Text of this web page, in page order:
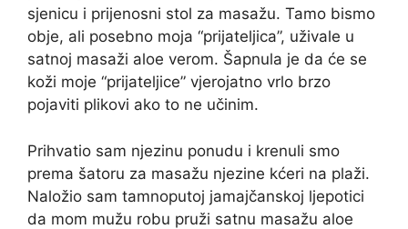
sjenicu i prijenosni stol za masažu. Tamo bismo
obje, ali posebno moja “prijateljica”, uživale u
satnoj masaži aloe verom. Šapnula je da će se
koži moje “prijateljice” vjerojatno vrlo brzo
pojaviti plikovi ako to ne učinim.
Prihvatio sam njezinu ponudu i krenuli smo
prema šatoru za masažu njezine kćeri na plaži.
Naložio sam tamnoputoj jamajčanskoj ljepotici
da mom mužu robu pruži satnu masažu aloe